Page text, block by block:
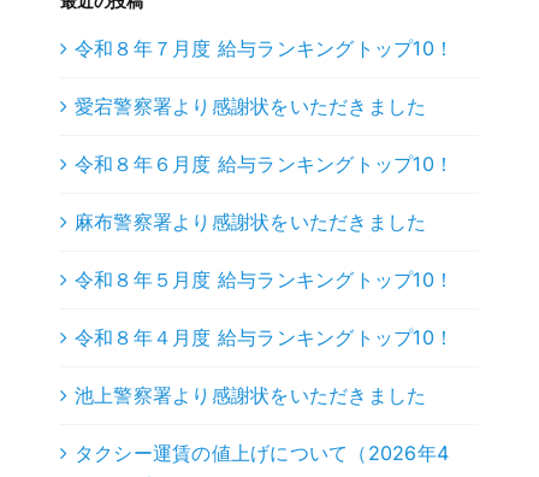
令和８年７月度 給与ランキングトップ10！
愛宕警察署より感謝状をいただきました
令和８年６月度 給与ランキングトップ10！
麻布警察署より感謝状をいただきました
令和８年５月度 給与ランキングトップ10！
令和８年４月度 給与ランキングトップ10！
池上警察署より感謝状をいただきました
タクシー運賃の値上げについて（2026年4